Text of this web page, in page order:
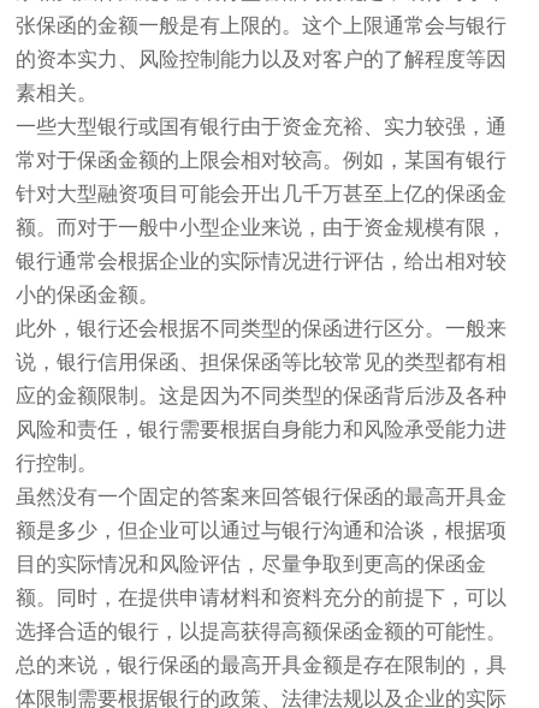
张保函的金额一般是有上限的。这个上限通常会与银行
的资本实力、风险控制能力以及对客户的了解程度等因
素相关。
一些大型银行或国有银行由于资金充裕、实力较强，通
常对于保函金额的上限会相对较高。例如，某国有银行
针对大型融资项目可能会开出几千万甚至上亿的保函金
额。而对于一般中小型企业来说，由于资金规模有限，
银行通常会根据企业的实际情况进行评估，给出相对较
小的保函金额。
此外，银行还会根据不同类型的保函进行区分。一般来
说，银行信用保函、担保保函等比较常见的类型都有相
应的金额限制。这是因为不同类型的保函背后涉及各种
风险和责任，银行需要根据自身能力和风险承受能力进
行控制。
虽然没有一个固定的答案来回答银行保函的最高开具金
额是多少，但企业可以通过与银行沟通和洽谈，根据项
目的实际情况和风险评估，尽量争取到更高的保函金
额。同时，在提供申请材料和资料充分的前提下，可以
选择合适的银行，以提高获得高额保函金额的可能性。
总的来说，银行保函的最高开具金额是存在限制的，具
体限制需要根据银行的政策、法律法规以及企业的实际